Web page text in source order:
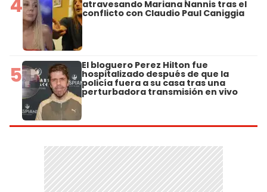
atravesando Mariana Nannis tras el
conflicto con Claudio Paul Caniggia
5 El bloguero Perez Hilton fue
hospitalizado después de que la
policía fuera a su casa tras una
perturbadora transmisión en vivo